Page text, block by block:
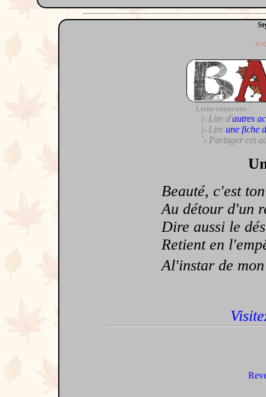
Liens connexes :
|- Lire d'autres
|- Lire une fiche
`- Partager cet
Beauté, c'est
Au détour d'un
Dire aussi le
Retient en
Al'instar de mon